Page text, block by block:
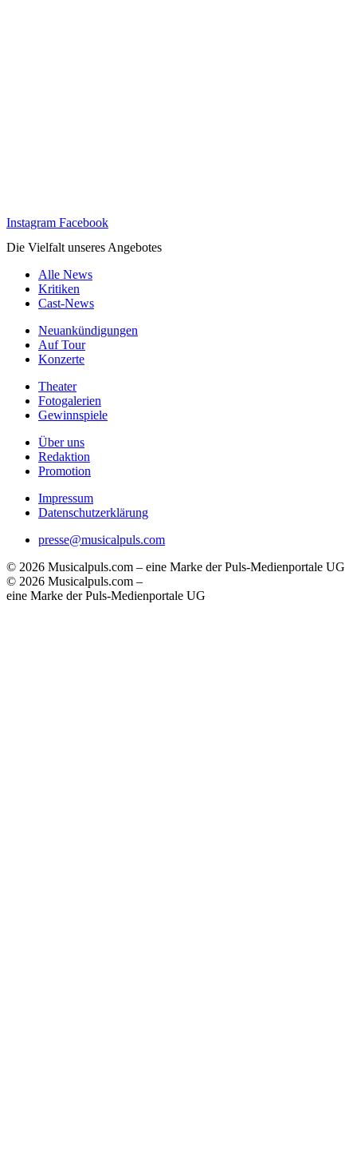
Instagram Facebook
Die Vielfalt unseres Angebotes
Alle News
Kritiken
Cast-News
Neuankündigungen
Auf Tour
Konzerte
Theater
Fotogalerien
Gewinnspiele
Über uns
Redaktion
Promotion
Impressum
Datenschutzerklärung
presse@musicalpuls.com
© 2026 Musicalpuls.com – eine Marke der Puls-Medienportale UG
© 2026 Musicalpuls.com –
eine Marke der Puls-Medienportale UG